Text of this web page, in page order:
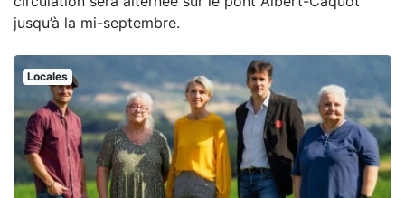
jusqu’à la mi-septembre.
Locales